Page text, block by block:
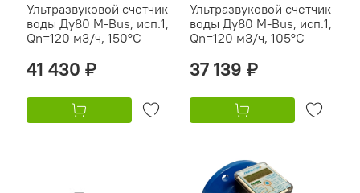
Ультразвуковой счетчик
воды Ду80 M-Bus, исп.1,
Qn=120 м3/ч, 150°C
41 430 ₽
Ультразвуковой счетчик
воды Ду80 M-Bus, исп.1,
Qn=120 м3/ч, 105°C
37 139 ₽